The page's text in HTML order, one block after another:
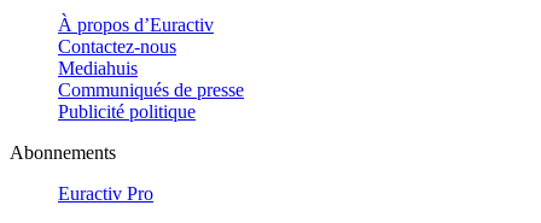
À propos d’Euractiv
Contactez-nous
Mediahuis
Communiqués de presse
Publicité politique
Abonnements
Euractiv Pro